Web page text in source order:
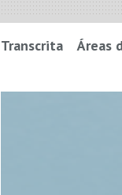
Transcrita Áreas